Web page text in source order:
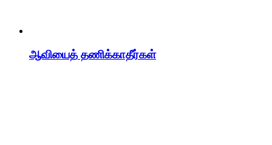
ஆவியைத் தணிக்காதீர்கள்